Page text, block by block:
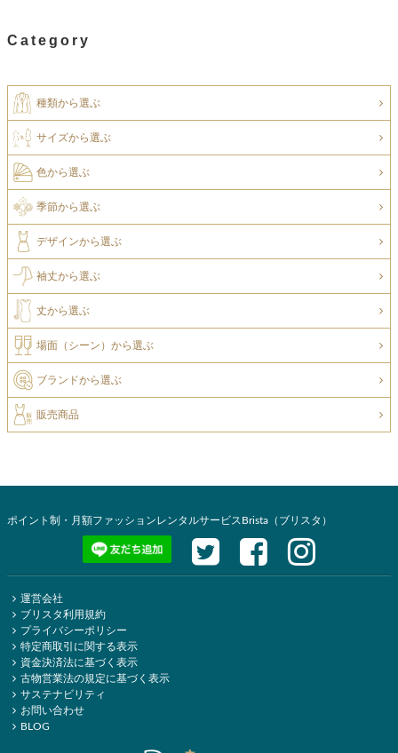
Category
種類から選ぶ
サイズから選ぶ
色から選ぶ
季節から選ぶ
デザインから選ぶ
袖丈から選ぶ
丈から選ぶ
場面（シーン）から選ぶ
ブランドから選ぶ
販売商品
ポイント制・月額ファッションレンタルサービスBrista（ブリスタ）
運営会社
ブリスタ利用規約
プライバシーポリシー
特定商取引に関する表示
資金決済法に基づく表示
古物営業法の規定に基づく表示
サステナビリティ
お問い合わせ
BLOG